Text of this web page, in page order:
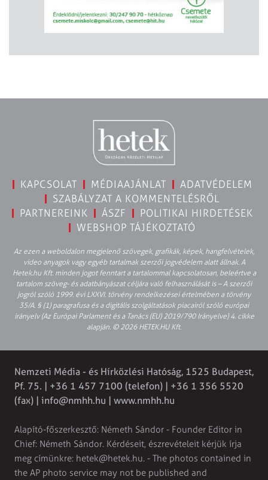
KAPCSOLAT MÉDIAAJÁNLAT
ADATVÉDELEM
SZABÁLYZAT A KOMMENTELÉSRŐL
PARTNEREINK
ÁSZF
POLITIKAI HIRDETÉSEK
WEBSHOP TÁJÉKOZTATÓ
Az ezen a weboldalon megjelenő szövegek, grafikák, képek, hangfelvételek,
video anyagok vagy egyéb tartalmak szerzői jogvédelem alatt állnak. A
Hetek.hu Kft. minden jogot fenntart a tartalommal kapcsolatosan, beleértve a
tartalom szöveg- és adatbányászat céljára való felhasználását is – A szerzői
jogról szóló 1999. évi LXXVI. törvény rendelkezései értelmében a törvény
35/A. § (1) paragrafusa és a digitális szolgáltatások piacairól szóló európai
irányelv (Az Európai Parlament és a Tanács (EU) 2019/790 Irányelve) 4. cikke
alapján. © 2026 HETEK.HU Kft.
Nemzeti Média - és Hírközlési Hatóság, 1525 Budapest,
Pf. 75. | +36 1 457 7100 (telefon) | +36 1 356 5520
(fax) | info@nmhh.hu | www.nmhh.hu
Alapító-főszerkesztő: Németh Sándor - Founder Editor in
Chief: Németh Sándor. Kérdéseit, észrevételeit kérjük írja
meg címünkre: hetek@hetek.hu. - The photos contained in
the AP photo service may not be published and